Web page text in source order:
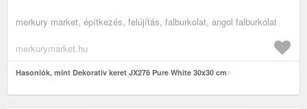
merkury market, építkezés, felújítás, falburkolat, angol falburkolat
merkurymarket.hu
Hasonlók, mint Dekoratív keret JX276 Pure White 30x30 cm